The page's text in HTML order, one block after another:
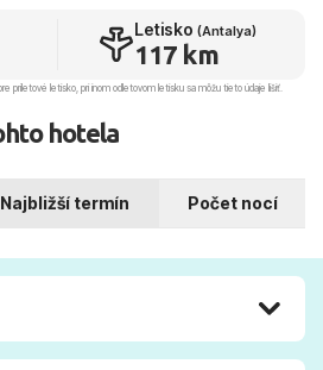
Letisko (Antalya)
117 km
príletové letisko, pri inom odletovom letisku sa môžu tieto údaje líšiť.
hotela
Najbližší termín Počet nocí